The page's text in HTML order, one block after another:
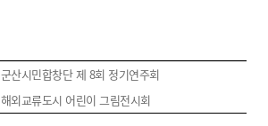
군산시민합창단 제 8회 정기연주회
해외교류도시 어린이 그림전시회